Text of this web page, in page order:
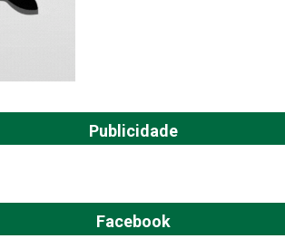
Publicidade
Facebook